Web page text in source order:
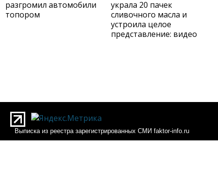
разгромил автомобили
топором
украла 20 пачек
сливочного масла и
устроила целое
представление: видео
Выписка из реестра зарегистрированных СМИ faktor-info.ru